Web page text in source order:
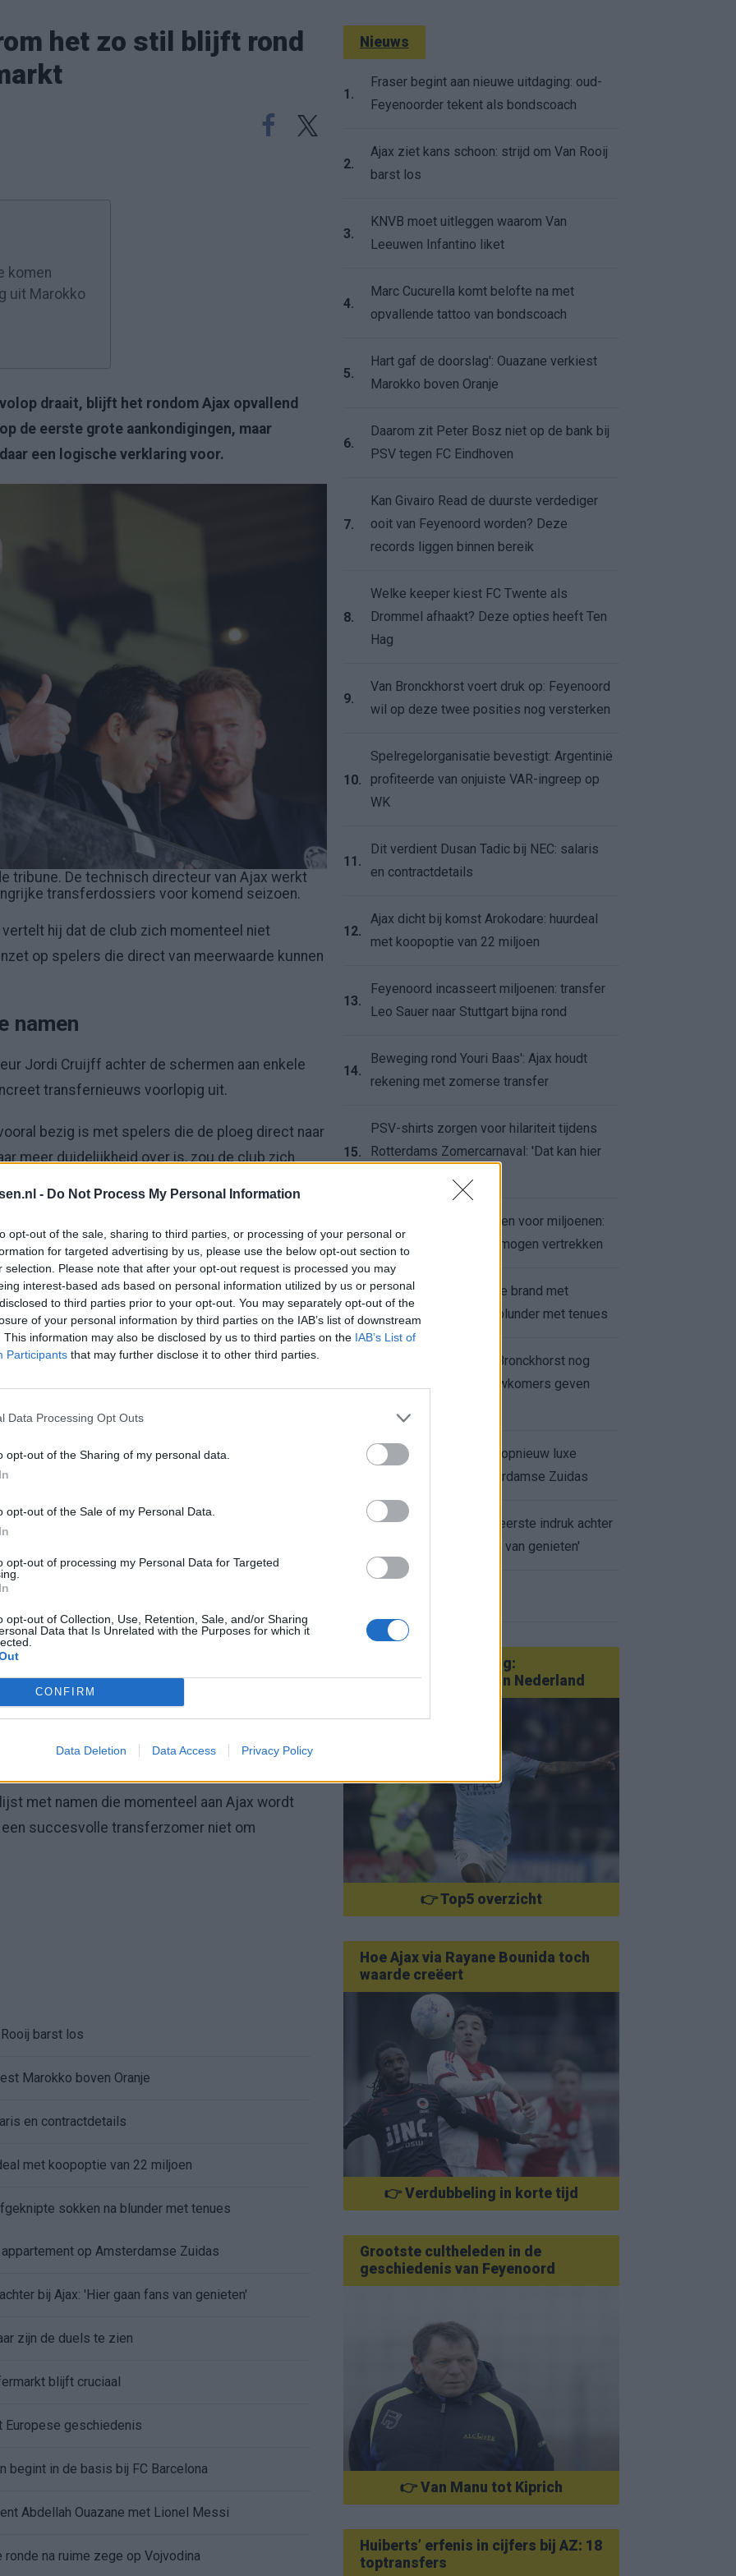
- Do Not Process My Personal Information
opt-out of the sale, sharing to third parties, or processing of your personal or
for targeted advertising by us, please use the below opt-out section to
selection. Please note that after your opt-out request is processed you may
interest-based ads based on personal information utilized by us or personal
to third parties prior to your opt-out. You may separately opt-out of the
of your personal information by third parties on the IAB’s list of downstream
This information may also be disclosed by us to third parties on the IAB’s List of
Participants that may further disclose it to other third parties.
Data Processing Opt Outs
opt-out of the Sharing of my personal data.
opt-out of the Sale of my Personal Data.
opt-out of processing my Personal Data for Targeted
opt-out of Collection, Use, Retention, Sale, and/or Sharing
Data that Is Unrelated with the Purposes for which it
CONFIRM
Data Deletion Data Access Privacy Policy
het zo stil blijft rond
komen
uit Marokko
draait, blijft het rondom Ajax opvallend
de eerste grote aankondigingen, maar
een logische verklaring voor.
tribune. De technisch directeur van Ajax werkt
transferdossiers voor komend seizoen.
hij dat de club zich momenteel niet
op spelers die direct van meerwaarde kunnen
namen
Jordi Cruijff achter de schermen aan enkele
transfernieuws voorlopig uit.
bezig is met spelers die de ploeg direct naar
meer duidelijkheid over is, zou de club zich
te komen
rond Ajax circuleert, is die van Daley Blind. De
als mogelijke versterking en volgens Verweij
Johan Cruijff Arena.
uit Marokko
talent voor de toekomst. Zo zou de club dicht bij
Marokkaanse jeugdelftal en geldt als
is het plan dat Zahouani in eerste instantie
spelers aan Ajax gelinkt. Onder meer Marc-
Ceballos passeren regelmatig de revue in de
zal de komende weken moeten blijken. Duidelijk
van extra kwaliteit wil voorzien.
met namen die momenteel aan Ajax wordt
succesvolle transferzomer niet om
barst los
Marokko boven Oranje
en contractdetails
met koopoptie van 22 miljoen
sokken na blunder met tenues
op Amsterdamse Zuidas
bij Ajax: 'Hier gaan fans van genieten'
zijn de duels te zien
blijft cruciaal
Europese geschiedenis
begint in de basis bij FC Barcelona
Abdellah Ouazane met Lionel Messi
na ruime zege op Vojvodina
Nieuws
1.
Fraser begint aan nieuwe uitdaging: oud-
Feyenoorder tekent als bondscoach
2.
Ajax ziet kans schoon: strijd om Van Rooij
barst los
3.
KNVB moet uitleggen waarom Van
Leeuwen Infantino liket
4.
Marc Cucurella komt belofte na met
opvallende tattoo van bondscoach
5.
Hart gaf de doorslag': Ouazane verkiest
Marokko boven Oranje
6.
Daarom zit Peter Bosz niet op de bank bij
PSV tegen FC Eindhoven
7.
Kan Givairo Read de duurste verdediger
ooit van Feyenoord worden? Deze
records liggen binnen bereik
8.
Welke keeper kiest FC Twente als
Drommel afhaakt? Deze opties heeft Ten
Hag
9.
Van Bronckhorst voert druk op: Feyenoord
wil op deze twee posities nog versterken
10.
Spelregelorganisatie bevestigt: Argentinië
profiteerde van onjuiste VAR-ingreep op
WK
11.
Dit verdient Dusan Tadic bij NEC: salaris
en contractdetails
12.
Ajax dicht bij komst Arokodare: huurdeal
met koopoptie van 22 miljoen
13.
Feyenoord incasseert miljoenen: transfer
Leo Sauer naar Stuttgart bijna rond
14.
Beweging rond Youri Baas': Ajax houdt
rekening met zomerse transfer
15.
PSV-shirts zorgen voor hilariteit tijdens
Rotterdams Zomercarnaval: 'Dat kan hier
16.
Feyenoord zet deur open voor miljoenen:
Ueda en Hadj Moussa mogen vertrekken
17.
Ajax helpt Burnley uit de brand met
afgeknipte sokken na blunder met tenues
Feyenoord onder Van Bronckhorst nog
altijd ongeslagen: nieuwkomers geven
Hakim Ziyech verhuurt opnieuw luxe
appartement op Amsterdamse Zuidas
Marcos Leonardo laat eerste indruk achter
bij Ajax: 'Hier gaan fans van genieten'
Van Götze tot Sterling:
statementtransfers in Nederland
👉 Top5 overzicht
Hoe Ajax via Rayane Bounida toch
waarde creëert
👉 Verdubbeling in korte tijd
Grootste cultheleden in de
geschiedenis van Feyenoord
👉 Van Manu tot Kiprich
Huiberts’ erfenis in cijfers bij AZ: 18
toptransfers